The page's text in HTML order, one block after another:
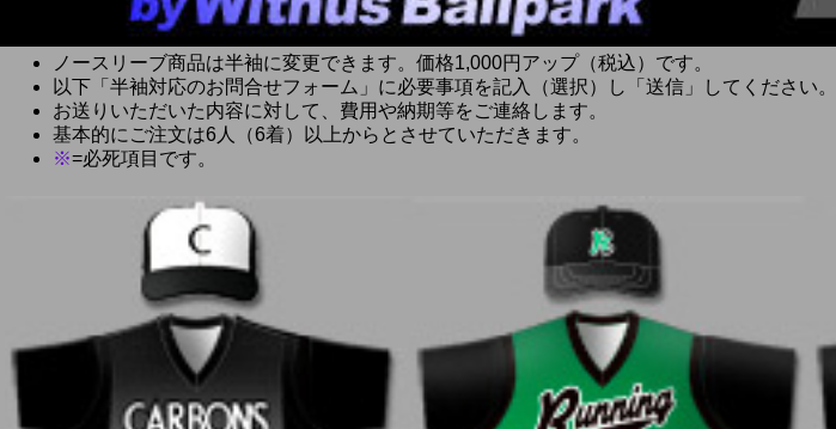
ノースリーブ商品は半袖に変更できます。価格1,000円アップ（税込）です。
以下「半袖対応のお問合せフォーム」に必要事項を記入（選択）し「送信」してください。
お送りいただいた内容に対して、費用や納期等をご連絡します。
基本的にご注文は6人（6着）以上からとさせていただきます。
※=必死項目です。